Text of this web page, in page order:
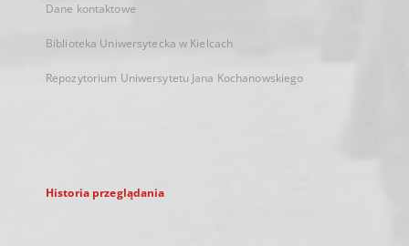
Dane kontaktowe
Biblioteka Uniwersytecka w Kielcach
Repozytorium Uniwersytetu Jana Kochanowskiego
Historia przeglądania